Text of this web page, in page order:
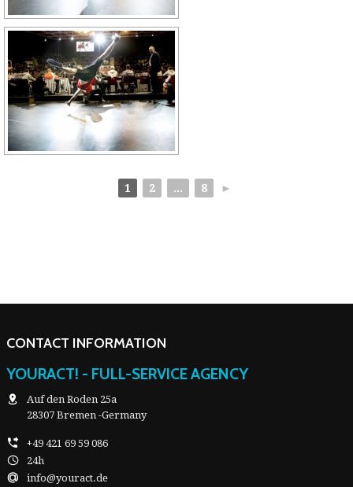
1 2 ... 8 ►
CONTACT INFORMATION
YOURACT! - FULL-SERVICE AGENCY
Auf den Roden 25a
28307 Bremen -Germany
+49 421 69 59 086
24h
info@youract.de